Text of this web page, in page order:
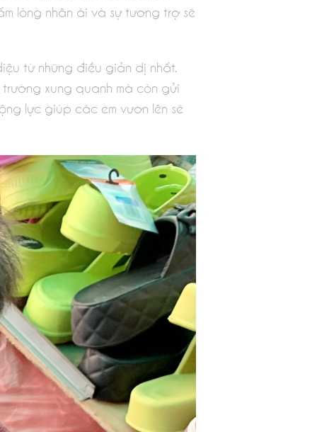
lòng nhân ái và sự tương trợ sẽ
từ những điều giản dị nhất.
xung quanh mà còn gửi
lực giúp các em vươn lên sẽ